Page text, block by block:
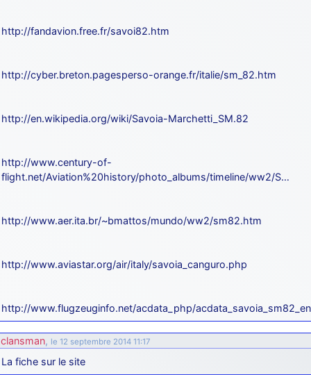
http://fandavion.free.fr/savoi82.htm
http://cyber.breton.pagesperso-orange.fr/italie/sm_82.htm
http://en.wikipedia.org/wiki/Savoia-Marchetti_SM.82
http://www.century-of-
flight.net/Aviation%20history/photo_albums/timeline/ww2/S…
http://www.aer.ita.br/~bmattos/mundo/ww2/sm82.htm
http://www.aviastar.org/air/italy/savoia_canguro.php
http://www.flugzeuginfo.net/acdata_php/
clansman, le 12 septembre 2014 11:17
La fiche sur le site